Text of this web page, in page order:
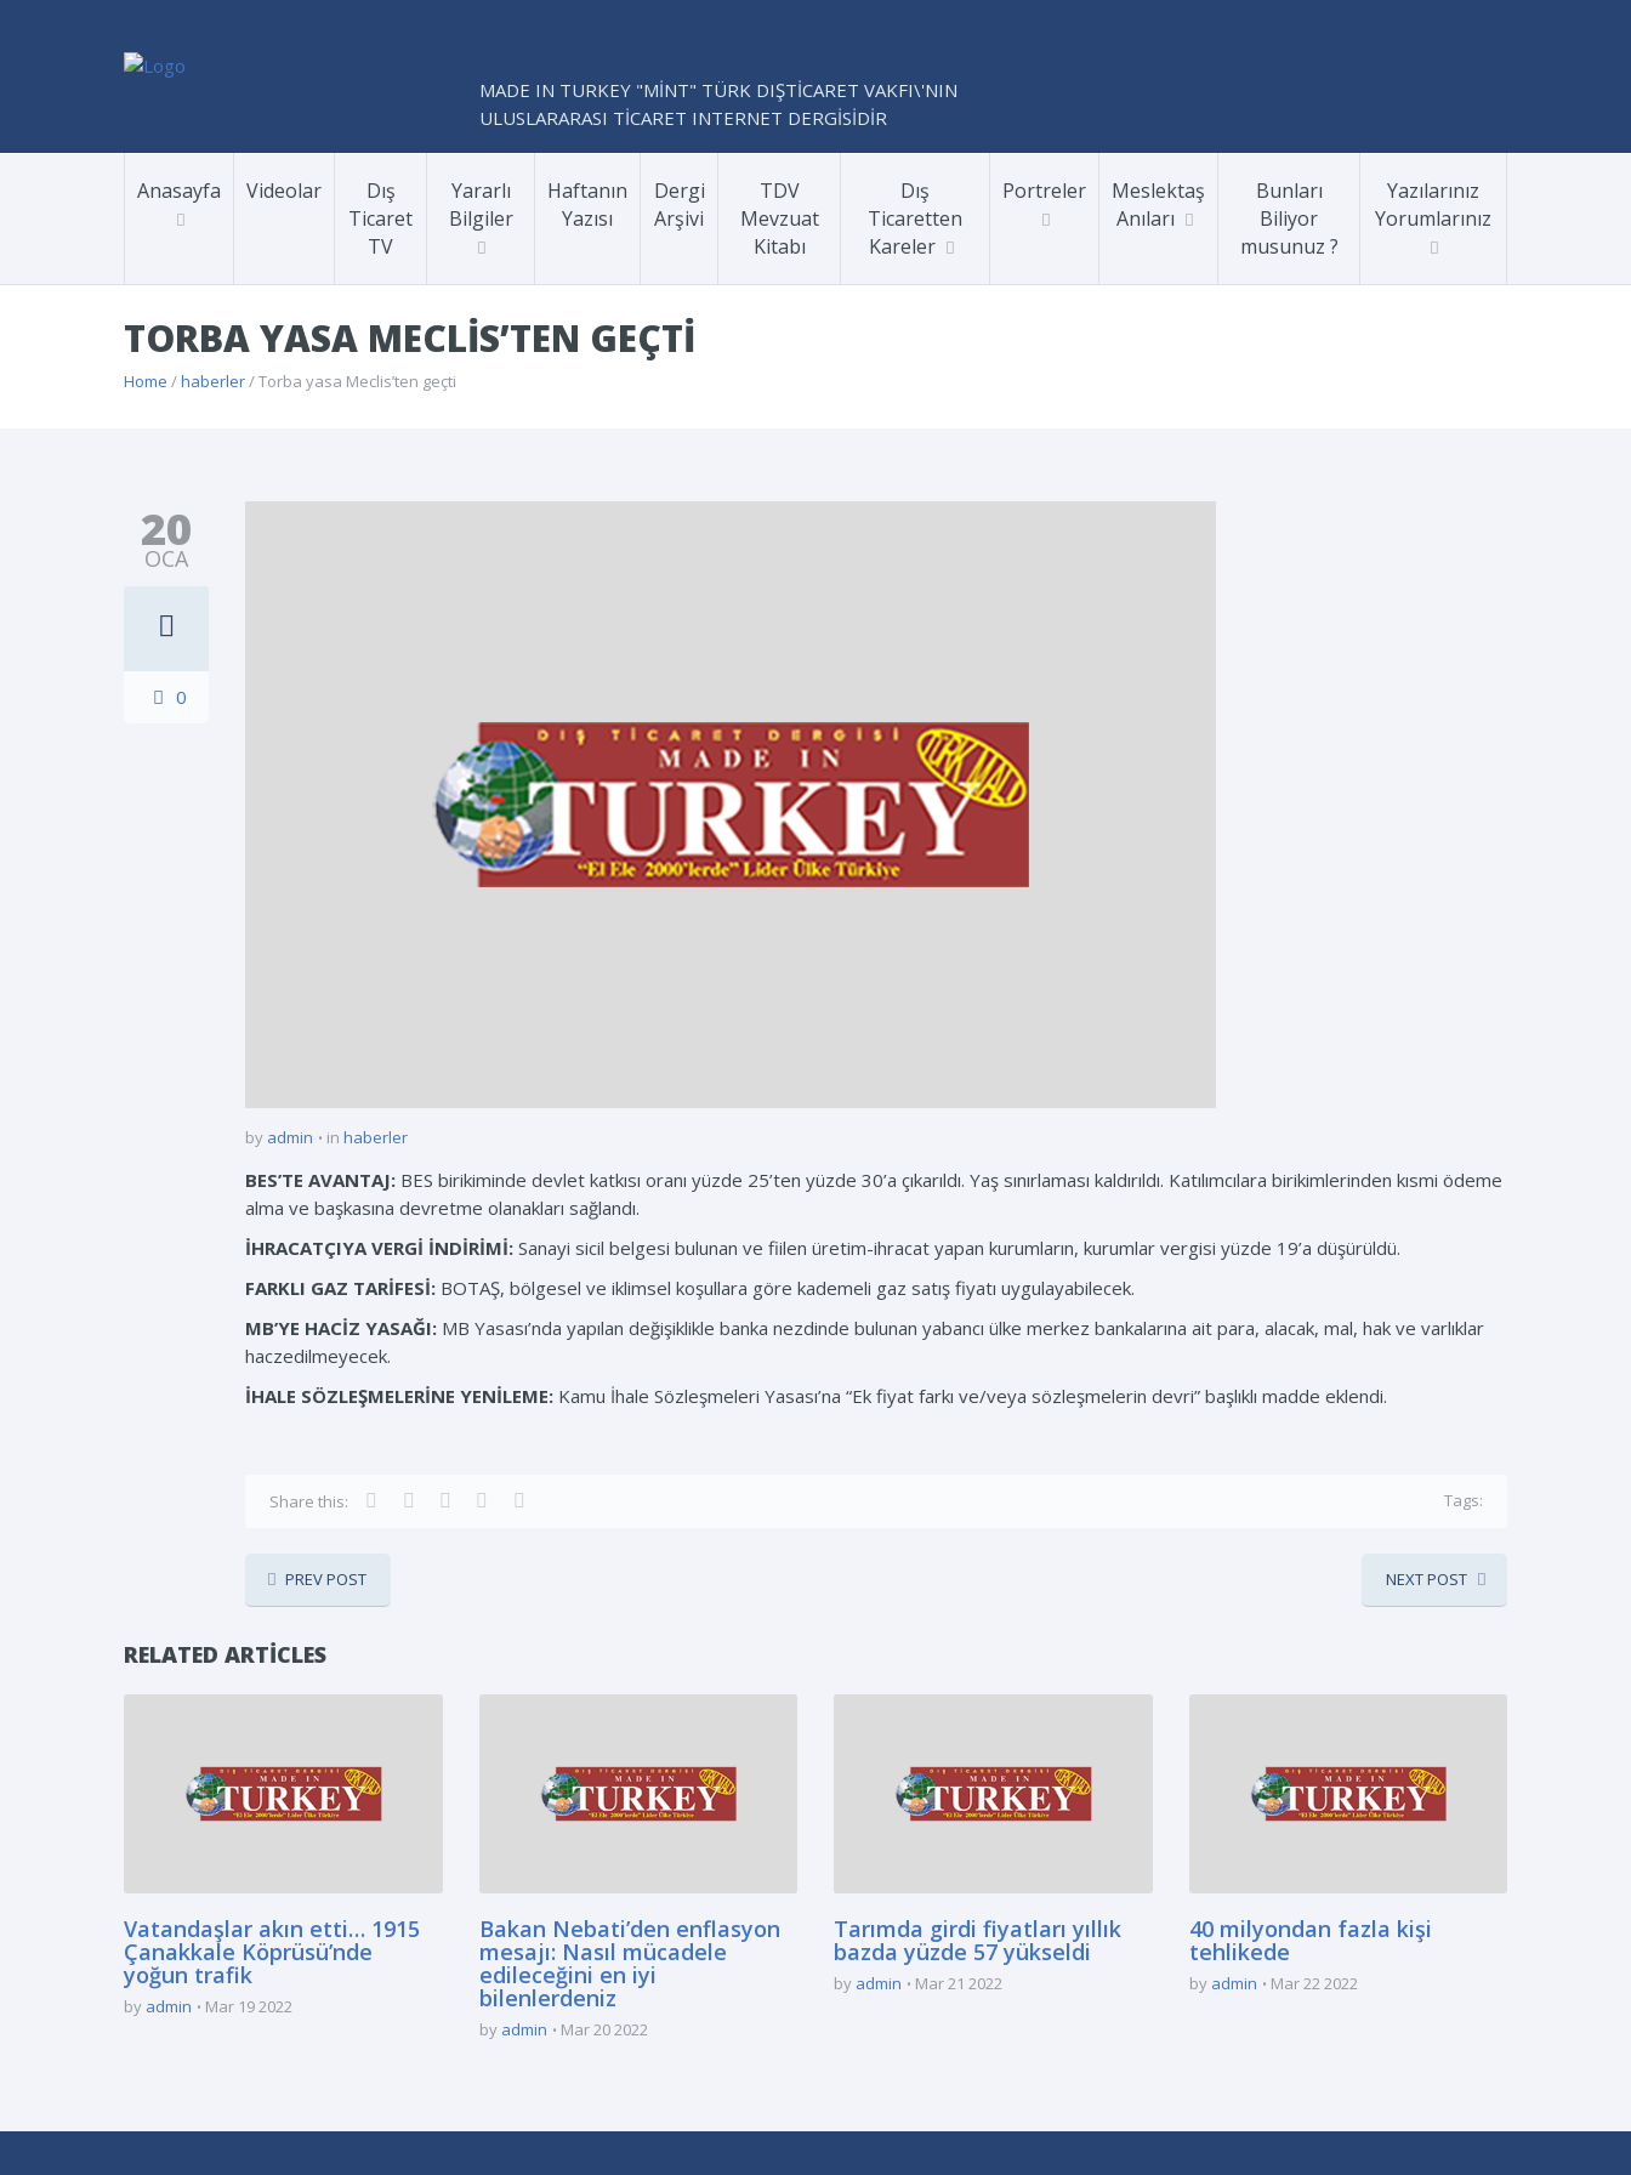
MADE IN TURKEY "MİNT" TÜRK DIŞTİCARET VAKFI\'NIN
ULUSLARARASI TİCARET INTERNET DERGİSİDİR
Anasayfa Videolar
Dış
Ticaret
TV
Yararlı
Bilgiler
Haftanın
Yazısı
Dergi
Arşivi
TDV
Mevzuat
Kitabı
Dış
Ticaretten
Kareler
Portreler
Meslektaş
Anıları
Bunları
Biliyor
musunuz ?
Yazılarınız
Yorumlarınız
TORBA YASA MECLIS’TEN GEÇTI
Home /haberler/ Torba yasa Meclis’ten geçti
20
OCA
0
by admin in haberler
BES’TE AVANTAJ: BES birikiminde devlet katkısı oranı yüzde 25’ten yüzde 30’a çıkarıldı. Yaş sınırlaması kaldırıldı. Katılımcılara birikimlerinden kısmi ödeme
alma ve başkasına devretme olanakları sağlandı.
İHRACATÇIYA VERGİ İNDİRİMİ: Sanayi sicil belgesi bulunan ve fiilen üretim-ihracat yapan kurumların, kurumlar vergisi yüzde 19’a düşürüldü.
FARKLI GAZ TARİFESİ: BOTAŞ, bölgesel ve iklimsel koşullara göre kademeli gaz satış fiyatı uygulayabilecek.
MB’YE HACİZ YASAĞI: MB Yasası’nda yapılan değişiklikle banka nezdinde bulunan yabancı ülke merkez bankalarına ait para, alacak, mal, hak ve varlıklar
haczedilmeyecek.
İHALE SÖZLEŞMELERİNE YENİLEME: Kamu İhale Sözleşmeleri Yasası’na “Ek fiyat farkı ve/veya sözleşmelerin devri” başlıklı madde eklendi.
Share this: Tags:
PREV POST NEXT POST
RELATED ARTICLES
Vatandaşlar akın etti… 1915
Çanakkale Köprüsü’nde
yoğun trafik
by admin Mar 19 2022
Bakan Nebati’den enflasyon
mesajı: Nasıl mücadele
edileceğini en iyi
bilenlerdeniz
by admin Mar 20 2022
Tarımda girdi fiyatları yıllık
bazda yüzde 57 yükseldi
by admin Mar 21 2022
40 milyondan fazla kişi
tehlikede
by admin Mar 22 2022